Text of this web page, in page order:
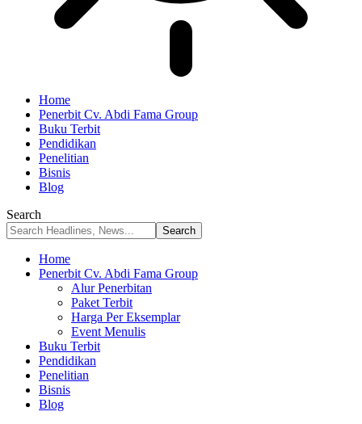
Home
Penerbit Cv. Abdi Fama Group
Buku Terbit
Pendidikan
Penelitian
Bisnis
Blog
Search
Home
Penerbit Cv. Abdi Fama Group
Alur Penerbitan
Paket Terbit
Harga Per Eksemplar
Event Menulis
Buku Terbit
Pendidikan
Penelitian
Bisnis
Blog